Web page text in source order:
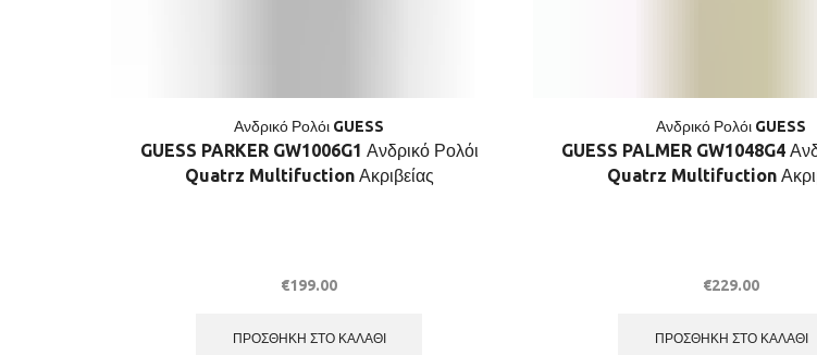
Ανδρικό Ρολόι GUESS
GUESS PARKER GW1006G1 Ανδρικό Ρολόι
Quatrz Multifuction Ακριβείας
€199.00
ΠΡΟΣΘΉΚΗ ΣΤΟ ΚΑΛΆΘΙ
Ανδρικό Ρολόι GUESS
GUESS PALMER GW1048G4
Quatrz Multifuction
€229.00
ΠΡΟΣΘΉΚΗ ΣΤΟ ΚΑΛΆΘΙ